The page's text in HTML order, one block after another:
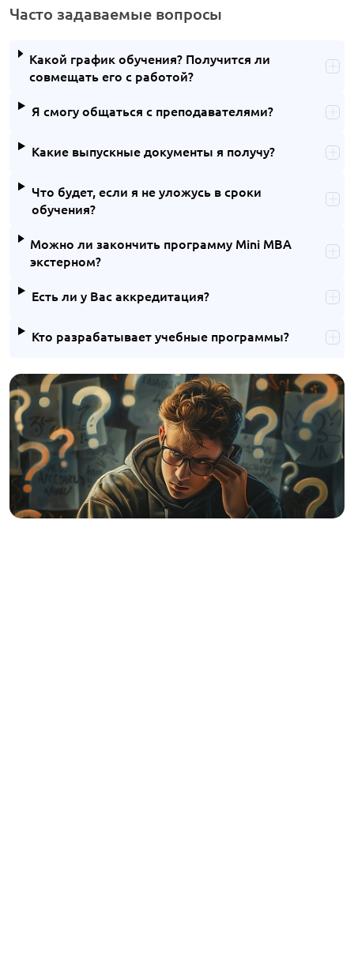
Часто задаваемые вопросы
Какой график обучения? Получится ли
совмещать его с работой?
Я смогу общаться с преподавателями?
Какие выпускные документы я получу?
Что будет, если я не уложусь в сроки
обучения?
Можно ли закончить программу Mini MBA
экстерном?
Есть ли у Вас аккредитация?
Кто разрабатывает учебные программы?